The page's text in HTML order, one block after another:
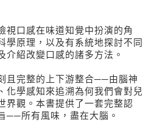
視口感在味道知覺中扮演的角
學原理，以及有系統地探討不同
介紹改變口感的諸多方法。
且完整的上下游整合──由腦神
化學感知來追溯為何我們會對兒
界觀。本書提供了一套完整認
──所有風味，盡在大腦。